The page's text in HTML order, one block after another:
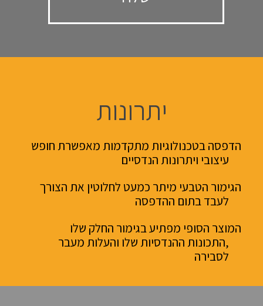
יתרונות
הדפסה בטכנולוגיות מתקדמות מאפשרת חופש
עיצובי ויתרונות הנדסיים
הגימור הטבעי מיתר כמעט לחלוטין את הצורך
לעבד בתום ההדפסה
המוצר הסופי מפתיע בגימור החלק שלו
,התכונות ההנדסיות שלו והעלות מעבר
לסבירה